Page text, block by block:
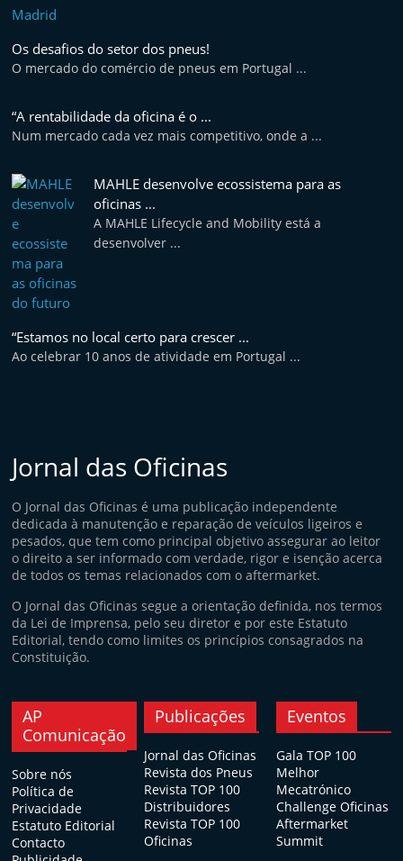
Os desafios do setor dos pneus!
O mercado do comércio de pneus em Portugal ...
“A rentabilidade da oficina é o ...
Num mercado cada vez mais competitivo, onde a ...
MAHLE desenvolve ecossistema para as
oficinas ...
A MAHLE Lifecycle and Mobility está a
desenvolver ...
“Estamos no local certo para crescer ...
Ao celebrar 10 anos de atividade em Portugal ...
Jornal das Oficinas
O Jornal das Oficinas é uma publicação independente
dedicada à manutenção e reparação de veículos ligeiros e
pesados, que tem como principal objetivo assegurar ao leitor
o direito a ser informado com verdade, rigor e isenção acerca
de todos os temas relacionados com o aftermarket.
O Jornal das Oficinas segue a orientação definida, nos termos
da Lei de Imprensa, pelo seu diretor e por este Estatuto
Editorial, tendo como limites os princípios consagrados na
Constituição.
AP
Comunicação
Sobre nós
Política de
Privacidade
Estatuto Editorial
Contacto
Publicações
Jornal das Oficinas
Revista dos Pneus
Revista TOP 100
Distribuidores
Revista TOP 100
Oficinas
Eventos
Gala TOP 100
Melhor
Mecatrónico
Challenge Oficinas
Aftermarket
Summit